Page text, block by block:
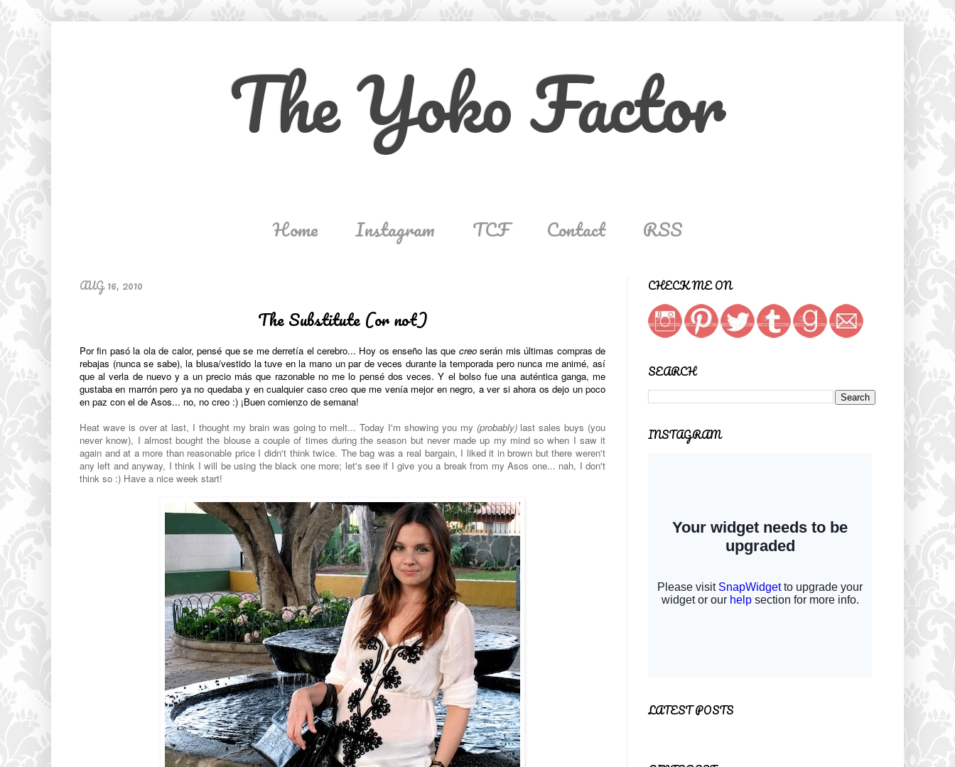
The Yoko Factor
Home Instagram TCF Contact RSS
AUG 16, 2010
The Substitute (or not)
Por fin pasó la ola de calor, pensé que se me derretía el cerebro... Hoy os enseño las que creoserán mis últimas compras de
rebajas (nunca se sabe), la blusa/vestido la tuve en la mano un par de veces durante la temporada pero nunca me animé, así
que al verla de nuevo y a un precio más que razonable no me lo pensé dos veces. Y el bolso fue una auténtica ganga, me
gustaba en marrón pero ya no quedaba y en cualquier caso creo que me venía mejor en negro, a ver si ahora os dejo un poco
en paz con el de Asos... no, no creo :) ¡Buen comienzo de semana!
Heat wave is over at last, I thought my brain was going to melt... Today I'm showing you my (probably) last sales buys (you
never know), I almost bought the blouse a couple of times during the season but never made up my mind so when I saw it
again and at a more than reasonable price I didn't think twice. The bag was a real bargain, I liked it in brown but there weren't
any left and anyway, I think I will be using the black one more; let's see if I give you a break from my Asos one... nah, I don't
think so :) Have a nice week start!
CHECK ME ON
SEARCH
INSTAGRAM
LATEST POSTS